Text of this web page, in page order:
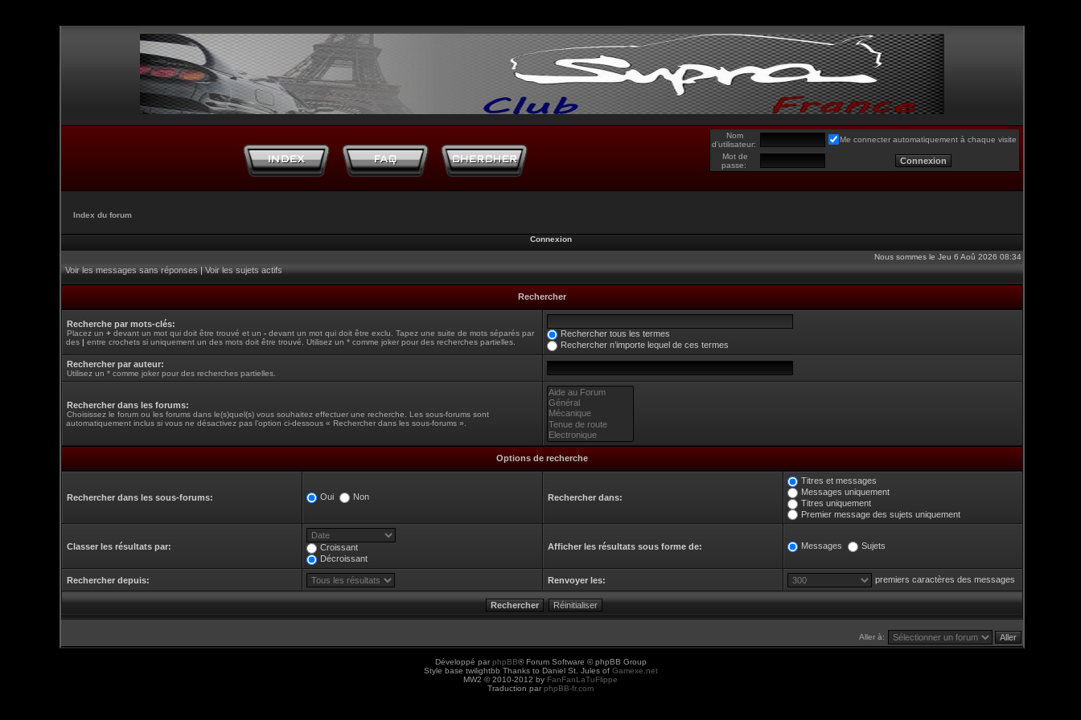
Nom
d’utilisateur:
Me connecter automatiquement à chaque visite
Mot de
passe:
Index du forum
Connexion
Nous sommes le Jeu 6 Aoû 2026 08:34
Voir les messages sans réponses|Voir les sujets actifs
Rechercher
Recherche par mots-clés:
Placez un + devant un mot qui doit être trouvé et un - devant un mot qui doit être exclu. Tapez une suite de mots séparés par
des | entre crochets si uniquement un des mots doit être trouvé. Utilisez un * comme joker pour des recherches partielles.
Rechercher tous les termes
Rechercher n’importe lequel de ces termes
Rechercher par auteur:
Utilisez un * comme joker pour des recherches partielles.
Rechercher dans les forums:
Choisissez le forum ou les forums dans le(s)quel(s) vous souhaitez effectuer une recherche. Les sous-forums sont
automatiquement inclus si vous ne désactivez pas l’option ci-dessous « Rechercher dans les sous-forums ».
Options de recherche
Rechercher dans les sous-forums: Oui Non Rechercher dans:
Titres et messages
Messages uniquement
Titres uniquement
Premier message des sujets uniquement
Classer les résultats par:
Croissant
Décroissant
Afficher les résultats sous forme de: Messages Sujets
Rechercher depuis: Renvoyer les: premiers caractères des messages
Aller à:
Développé par phpBB® Forum Software © phpBB Group
Style base twilightbb Thanks to Daniel St. Jules of Gamexe.net
MW2 © 2010-2012 by FanFanLaTuFlippe
Traduction par phpBB-fr.com